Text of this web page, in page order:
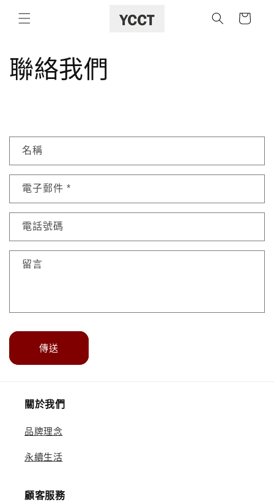
跳至內容
物
聯絡我們
表
名稱
電子郵件 *
電話號碼
留言
傳送
關於我們
品牌理念
永續生活
顧客服務